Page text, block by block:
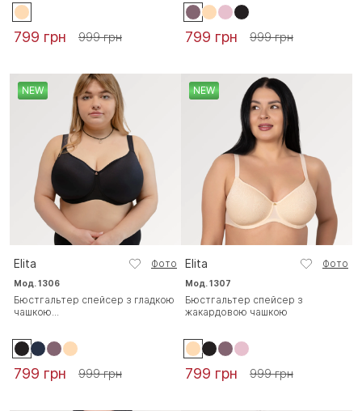
799 грн 999 грн 799 грн 999 грн
NEW
Elita Фото
Мод. 1306
Бюстгальтер спейсер з гладкою
чашкою...
799 грн 999 грн
NEW
Elita Фото
Мод. 1307
Бюстгальтер спейсер з
жакардовою чашкою
799 грн 999 грн